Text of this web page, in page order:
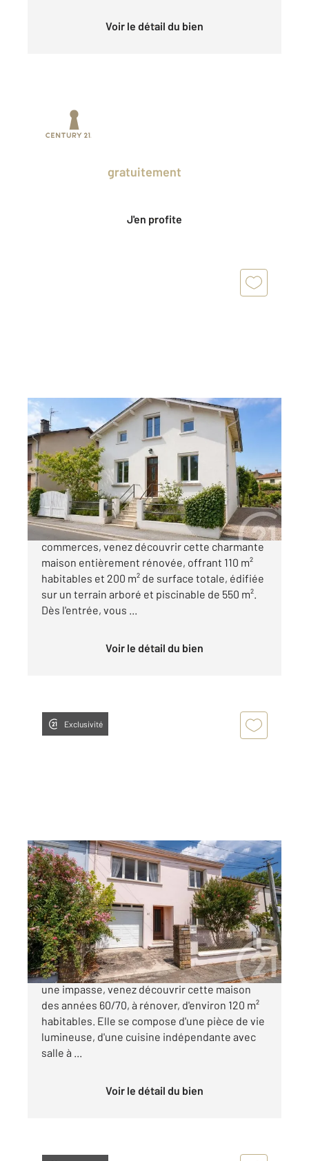
Voir le détail du bien
gratuitement
J'en profite
ALBI 81
110 m2, 6 pièces
Ref : 13534
Maison à vendre
339 000 €
Secteur MALADRERIE, à deux pas de tous les
commerces, venez découvrir cette charmante
maison entièrement rénovée, offrant 110 m²
habitables et 200 m² de surface totale, édifiée
sur un terrain arboré et piscinable de 550 m².
Dès l'entrée, vous ...
Voir le détail du bien
Exclusivité
ALBI 81
124 m2, 6 pièces
Ref : 13414
Maison à vendre
190 000 €
ALBI Secteur Maladrerie, située au calme, dans
une impasse, venez découvrir cette maison
des années 60/70, à rénover, d'environ 120 m²
habitables. Elle se compose d'une pièce de vie
lumineuse, d'une cuisine indépendante avec
salle à ...
Voir le détail du bien